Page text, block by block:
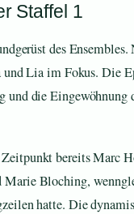
Staffel 1
des
Lia im Fokus. Die
die Eingewöhnung
bereits Marc
Bloching,
hatte. Die